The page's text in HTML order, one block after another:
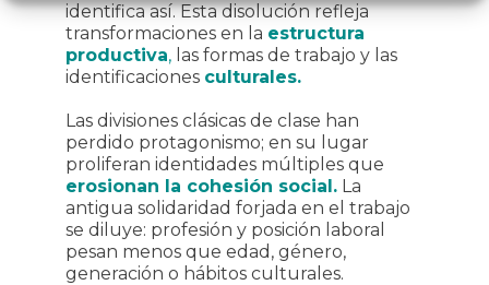
identifica así. Esta disolución refleja
transformaciones en la estructura
productiva, las formas de trabajo y las
identificaciones culturales.
Las divisiones clásicas de clase han
perdido protagonismo; en su lugar
proliferan identidades múltiples que
erosionan la cohesión social. La
antigua solidaridad forjada en el trabajo
se diluye: profesión y posición laboral
pesan menos que edad, género,
generación o hábitos culturales.